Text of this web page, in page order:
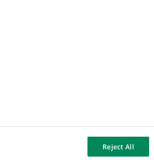
comercial Cetelem, es especialista en
de importantes empresas de
de análisis de mercado gracias a
20.000 empleados prestando servicio a
Reject All